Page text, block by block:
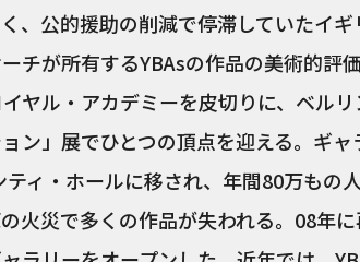
、公的援助の削減で停滞していたイ
チが所有するYBAsの作品の美術的評
ヤル・アカデミーを皮切りに、ベル
ン」展でひとつの頂点を迎える。ギャ
ィ・ホールに移され、年間80万もの
火災で多くの作品が失われる。08年